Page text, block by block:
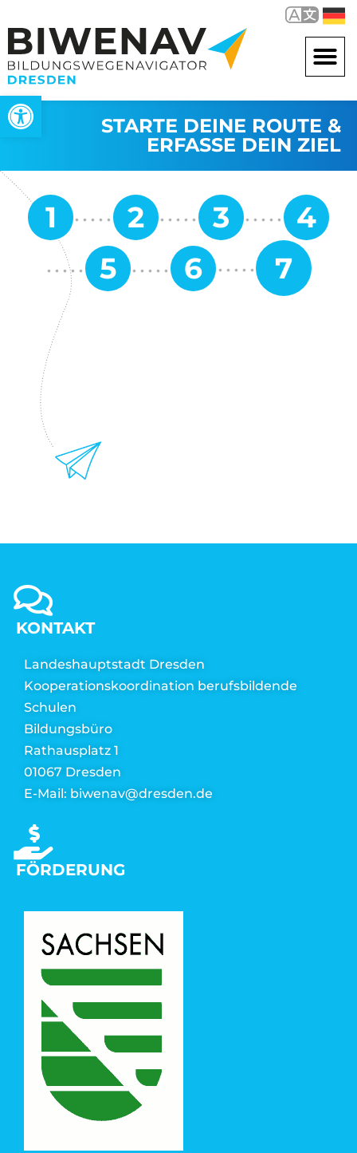
Werkzeugleiste öffnen
STARTE DEINE ROUTE &
ERFASSE DEIN ZIEL
KONTAKT
Landeshauptstadt Dresden
Kooperationskoordination berufsbildende
Schulen
Bildungsbüro
Rathausplatz 1
01067 Dresden
E-Mail: biwenav@dresden.de
FÖRDERUNG